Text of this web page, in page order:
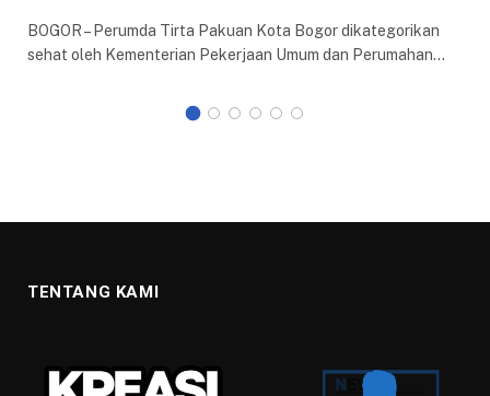
BOGOR – Perumda Tirta Pakuan Kota Bogor dikategorikan
sehat oleh Kementerian Pekerjaan Umum dan Perumahan…
TENTANG KAMI